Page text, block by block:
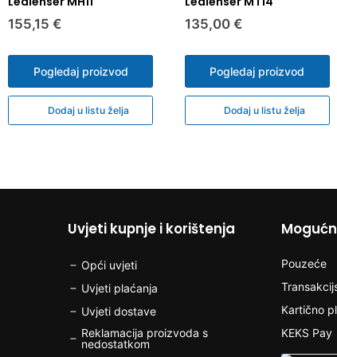
mail adresu da se
proizvoda. Troškove
155,15 €
Pogledaj proizvod
Dodaj u listu želja
135,00 €
Pogledaj proizvod
Dodaj u listu želja
Uvjeti kupnje i korištenja
Opći uvjeti
Uvjeti plaćanja
Uvjeti dostave
Reklamacija proizvoda s
nedostatkom
Pouzeće
Kartično
KEKS Pay